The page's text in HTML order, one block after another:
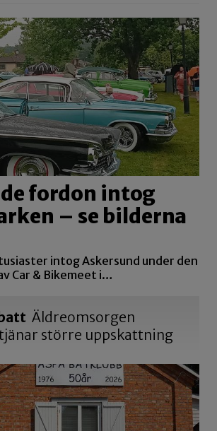
fordon intog
– se bilderna
intog Askersund under den
Car & Bikemeet i…
Äldreomsorgen
större uppskattning